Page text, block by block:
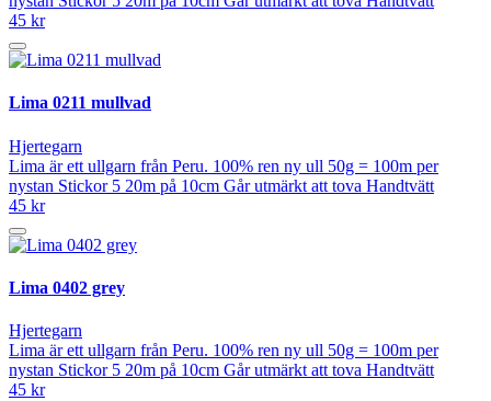
45 kr
Lima 0211 mullvad
Hjertegarn
Lima är ett ullgarn från Peru. 100% ren ny ull 50g = 100m per
nystan Stickor 5 20m på 10cm Går utmärkt att tova Handtvätt
45 kr
Lima 0402 grey
Hjertegarn
Lima är ett ullgarn från Peru. 100% ren ny ull 50g = 100m per
nystan Stickor 5 20m på 10cm Går utmärkt att tova Handtvätt
45 kr